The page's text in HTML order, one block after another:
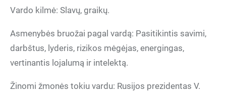
Vardo kilmė: Slavų, graikų.
Asmenybės bruožai pagal vardą: Pasitikintis savimi,
darbštus, lyderis, rizikos mėgėjas, energingas,
vertinantis lojalumą ir intelektą.
Žinomi žmonės tokiu vardu: Rusijos prezidentas V.